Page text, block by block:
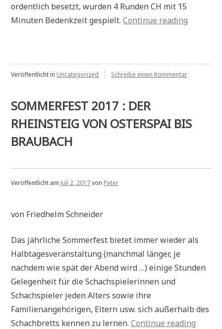
ordentlich besetzt, wurden 4 Runden CH mit 15
Minuten Bedenkzeit gespielt.Continue reading
Ley
gewinnt
Veröffentlicht in Uncategorized Schreibe einen Kommentarzu
gewinnt
SOMMERFEST 2017 : DER
RHEINSTEIG VON OSTERSPAI BIS
BRAUBACH
Veröffentlicht am Juli 2, 2017von Peter
von Friedhelm Schneider
Das jährliche Sommerfest bietet immer wieder als
Halbtagesveranstaltung (manchmal länger, je
nachdem wie spät der Abend wird …) einige Stunden
Gelegenheit für die Schachspielerinnen und
Schachspieler jeden Alters sowie ihre
Familienangehörigen, Eltern usw. sich außerhalb des
Schachbretts kennen zu lernen.Continue reading